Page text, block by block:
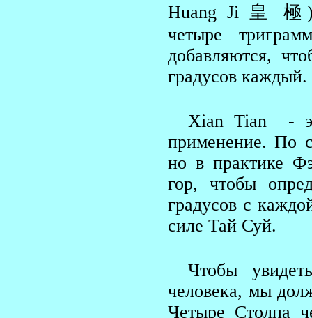
Huang Ji 皇 極),
четыре
добавляются,
градусов каждый.
Xian Tian -
применение. По
но в практике
гор, чтобы
градусов с
силе Тай Суй.
Чтобы
человека, мы
Четыре Столпа